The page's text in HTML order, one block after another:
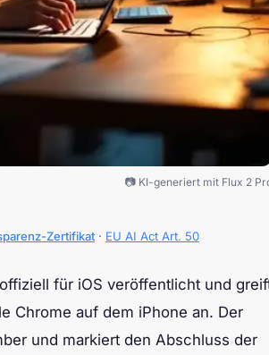
📷 KI-generiert mit Flux 2
Zertifikat · EU AI Act Art. 50
für iOS veröffentlicht und
Chrome auf dem iPhone an. Der
und markiert den Abschluss der